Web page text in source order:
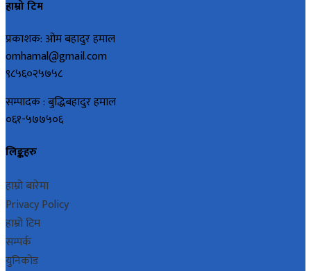
हाम्रो टिम
प्रकाशक: ओम बहादुर हमाल
omhamal@gmail.com
९८५६०२५७५८
सम्पादक : बुद्धिबहादुर हमाल
०६१-५७७५०६
लिङ्कहरु
हाम्रो बारेमा
Privacy Policy
हाम्रो टिम
सम्पर्क
युनिकोड